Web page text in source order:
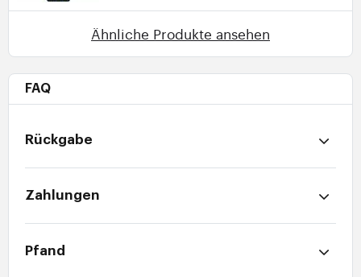
Ähnliche Produkte ansehen
FAQ
Rückgabe
Zahlungen
Pfand